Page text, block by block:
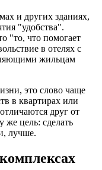
и других зданиях,
"удобства".
"то, что помогает
в отелях с
жильцам
это слово чаще
в квартирах или
друг от
же цель: сделать
лучше.